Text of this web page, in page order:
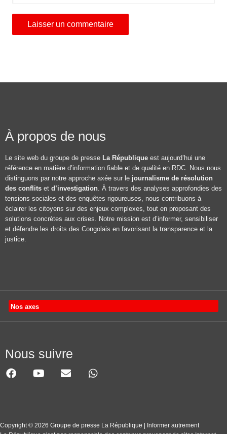
À propos de nous
Le site web du groupe de presse La République est aujourd’hui une
référence en matière d’information fiable et de qualité en RDC. Nous nous
distinguons par notre approche axée sur le journalisme de résolution
des conflits et d’investigation . À travers des analyses approfondies des
tensions sociales et des enquêtes rigoureuses, nous contribuons à
éclairer les citoyens sur des enjeux complexes, tout en proposant des
solutions concrètes aux crises. Notre mission est d’informer, sensibiliser
et défendre les droits des Congolais en favorisant la transparence et la
justice.
Nos axes
Nous suivre
Copyright © 2026 Groupe de presse La République | Informer autrement